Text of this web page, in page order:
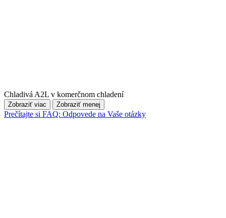
Chladivá A2L v komerčnom chladení
Zobraziť viac Zobraziť menej
Prečítajte si FAQ: Odpovede na Vaše otázky